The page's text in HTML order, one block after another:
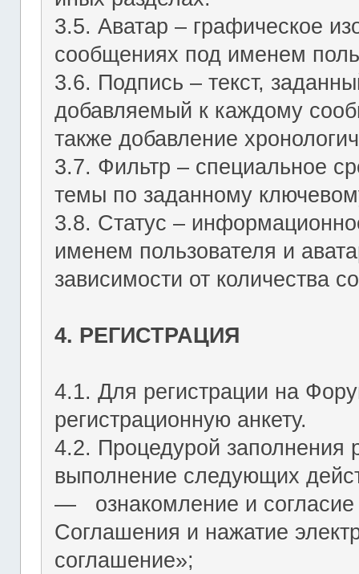
3.5. Аватар – графическое
сообщениях под именем
3.6. Подпись – текст,
добавляемый к каждому
также добавление
3.7. Фильтр – специальное
темы по заданному
3.8. Статус –
именем пользователя и
зависимости от количества
4. РЕГИСТРАЦИЯ
4.1. Для регистрации на
регистрационную анкету.
4.2. Процедурой заполнения
выполнение следующих
― ознакомление и согласие
Соглашения и нажатие
соглашение»;